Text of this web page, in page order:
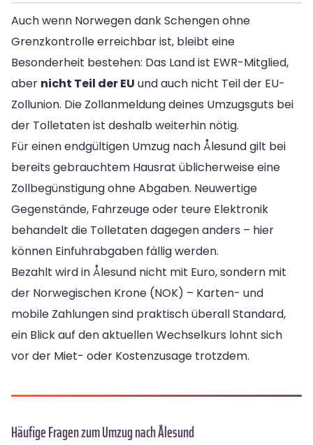
Auch wenn Norwegen dank Schengen ohne
Grenzkontrolle erreichbar ist, bleibt eine
Besonderheit bestehen: Das Land ist EWR-Mitglied,
aber nicht Teil der EU und auch nicht Teil der EU-
Zollunion. Die Zollanmeldung deines Umzugsguts bei
der Tolletaten ist deshalb weiterhin nötig.
Für einen endgültigen Umzug nach Ålesund gilt bei
bereits gebrauchtem Hausrat üblicherweise eine
Zollbegünstigung ohne Abgaben. Neuwertige
Gegenstände, Fahrzeuge oder teure Elektronik
behandelt die Tolletaten dagegen anders – hier
können Einfuhrabgaben fällig werden.
Bezahlt wird in Ålesund nicht mit Euro, sondern mit
der Norwegischen Krone (NOK) – Karten- und
mobile Zahlungen sind praktisch überall Standard,
ein Blick auf den aktuellen Wechselkurs lohnt sich
vor der Miet- oder Kostenzusage trotzdem.
Häufige Fragen zum Umzug nach Ålesund